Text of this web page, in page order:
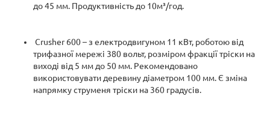
до 45 мм. Продуктивність до 10м³/год.
Сrusher 600 – з електродвигуном 11 кВт, роботою від
трифазної мережі 380 вольт, розміром фракції тріски на
виході від 5 мм до 50 мм. Рекомендовано
використовувати деревину діаметром 100 мм. Є зміна
напрямку струменя тріски на 360 градусів.